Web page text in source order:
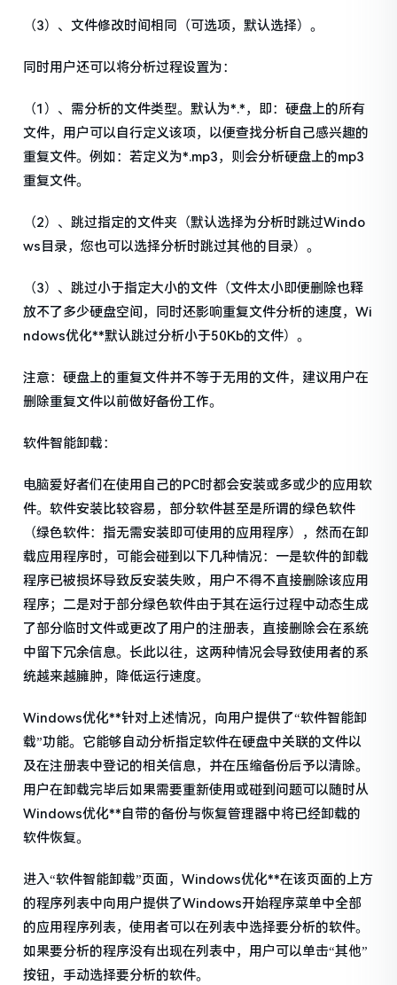
（3）、文件修改时间相同（可选项，默认选择）。
同时用户还可以将分析过程设置为：
（1）、需分析的文件类型。默认为*.*，即：硬盘上的所有
文件，用户可以自行定义该项，以便查找分析自己感兴趣的
重复文件。例如：若定义为*.mp3，则会分析硬盘上的mp3
重复文件。
（2）、跳过指定的文件夹（默认选择为分析时跳过Windo
ws目录，您也可以选择分析时跳过其他的目录）。
（3）、跳过小于指定大小的文件（文件太小即便删除也释
放不了多少硬盘空间，同时还影响重复文件分析的速度，Wi
ndows优化**默认跳过分析小于50Kb的文件）。
注意：硬盘上的重复文件并不等于无用的文件，建议用户在
删除重复文件以前做好备份工作。
软件智能卸载：
电脑爱好者们在使用自己的PC时都会安装或多或少的应用软
件。软件安装比较容易，部分软件甚至是所谓的绿色软件
（绿色软件：指无需安装即可使用的应用程序），然而在卸
载应用程序时，可能会碰到以下几种情况：一是软件的卸载
程序已被损坏导致反安装失败，用户不得不直接删除该应用
程序；二是对于部分绿色软件由于其在运行过程中动态生成
了部分临时文件或更改了用户的注册表，直接删除会在系统
中留下冗余信息。长此以往，这两种情况会导致使用者的系
统越来越臃肿，降低运行速度。
Windows优化**针对上述情况，向用户提供了“软件智能卸
载”功能。它能够自动分析指定软件在硬盘中关联的文件以
及在注册表中登记的相关信息，并在压缩备份后予以清除。
用户在卸载完毕后如果需要重新使用或碰到问题可以随时从
Windows优化**自带的备份与恢复管理器中将已经卸载的
软件恢复。
进入“软件智能卸载”页面，Windows优化**在该页面的上方
的程序列表中向用户提供了Windows开始程序菜单中全部
的应用程序列表，使用者可以在列表中选择要分析的软件。
如果要分析的程序没有出现在列表中，用户可以单击“其他”
按钮，手动选择要分析的软件。